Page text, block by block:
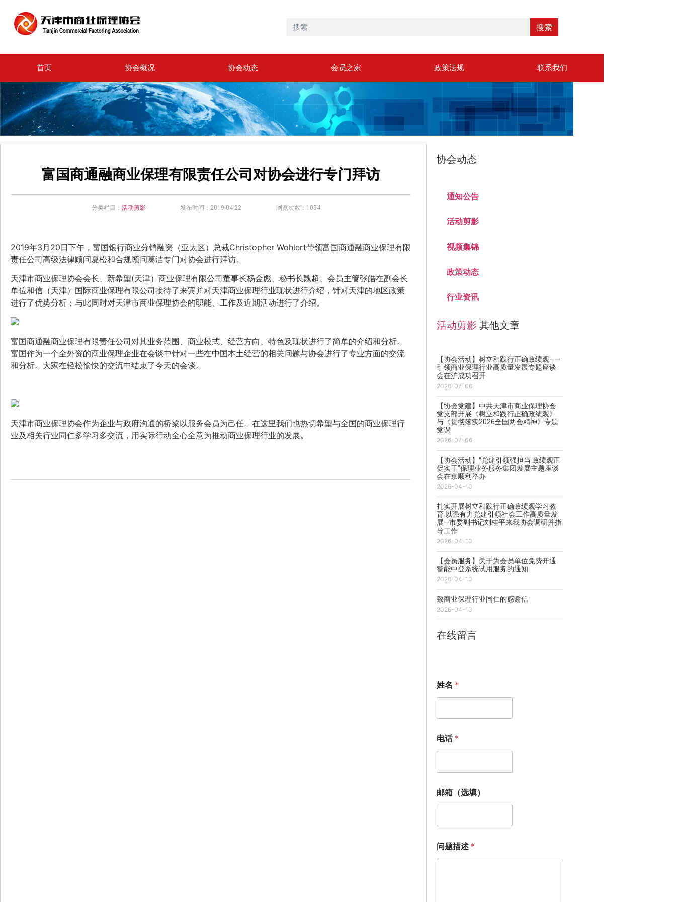
搜索
首页 协会概况 协会动态 会员之家 政策法规 联系我们
富国商通融商业保理有限责任公司对协会进行专门拜访
分类栏目： 活动剪影 发布时间：2019-04-22 浏览次数：1054
2019年3月20日下午，富国银行商业分销融资（亚太区）总裁Christopher Wohlert带领富国商通融商业保理有限
责任公司高级法律顾问夏松和合规顾问葛洁专门对协会进行拜访。
天津市商业保理协会会长、新希望(天津）商业保理有限公司董事长杨金彪、秘书长魏超、会员主管张皓在副会长
单位和信（天津）国际商业保理有限公司接待了来宾并对天津商业保理行业现状进行介绍，针对天津的地区政策
进行了优势分析；与此同时对天津市商业保理协会的职能、工作及近期活动进行了介绍。
富国商通融商业保理有限责任公司对其业务范围、商业模式、经营方向、特色及现状进行了简单的介绍和分析。
富国作为一个全外资的商业保理企业在会谈中针对一些在中国本土经营的相关问题与协会进行了专业方面的交流
和分析。大家在轻松愉快的交流中结束了今天的会谈。
天津市商业保理协会作为企业与政府沟通的桥梁以服务会员为己任。在这里我们也热切希望与全国的商业保理行
业及相关行业同仁多学习多交流，用实际行动全心全意为推动商业保理行业的发展。
协会动态
通知公告
活动剪影
视频集锦
政策动态
行业资讯
活动剪影 其他文章
【协会活动】树立和践行正确政绩观——
引领商业保理行业高质量发展专题座谈
会在沪成功召开
2026-07-06
【协会党建】中共天津市商业保理协会
党支部开展《树立和践行正确政绩观》
与《贯彻落实2026全国两会精神》专题
党课
2026-07-06
【协会活动】“党建引领强担当 政绩观正
促实干”保理业务服务集团发展主题座谈
会在京顺利举办
2026-04-10
扎实开展树立和践行正确政绩观学习教
育 以强有力党建引领社会工作高质量发
展—市委副书记刘桂平来我协会调研并指
导工作
2026-04-10
【会员服务】关于为会员单位免费开通
智能中登系统试用服务的通知
2026-04-10
致商业保理行业同仁的感谢信
2026-04-10
在线留言
姓名 *
电话 *
箱
（
问
题
描
邮箱（选填）
问题描述 *